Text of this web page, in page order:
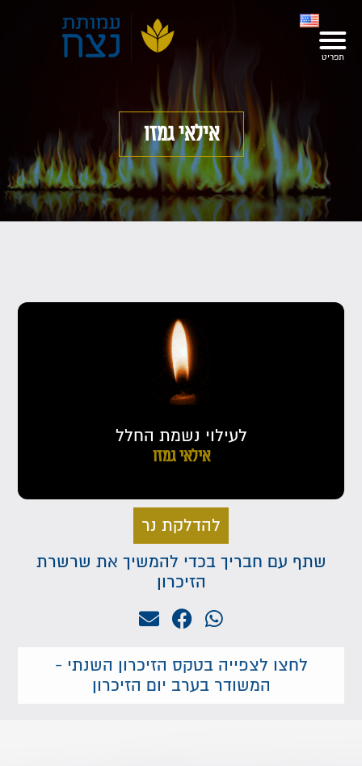
אילאי גמזו
לעילוי נשמת החלל
אילאי גמזו
להדלקת נר
שתף עם חבריך בכדי להמשיך את שרשרת
הזיכרון
לחצו לצפייה בטקס הזיכרון השנתי -
המשודר בערב יום הזיכרון